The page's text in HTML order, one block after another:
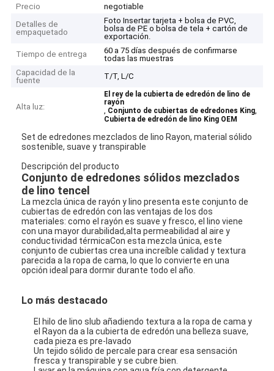
Precio
negotiable
Detalles de
empaquetado
Foto Insertar tarjeta + bolsa de PVC,
bolsa de PE o bolsa de tela + cartón de
exportación.
Tiempo de entrega
60 a 75 días después de confirmarse
todas las muestras
Capacidad de la
fuente
T/T, L/C
Alta luz:
El rey de la cubierta de edredón de lino de
rayón
, Conjunto de cubiertas de edredones King,
Cubierta de edredón de lino King OEM
Set de edredones mezclados de lino Rayon, material sólido
sostenible, suave y transpirable
Descripción del producto
Conjunto de edredones sólidos mezclados
de lino tencel
La mezcla única de rayón y lino presenta este conjunto de
cubiertas de edredón con las ventajas de los dos
materiales: como el rayón es suave y fresco, el lino viene
con una mayor durabilidad,alta permeabilidad al aire y
conductividad térmicaCon esta mezcla única, este
conjunto de cubiertas crea una increíble calidad y textura
parecida a la ropa de cama, lo que lo convierte en una
opción ideal para dormir durante todo el año.
Lo más destacado
El hilo de lino slub añadiendo textura a la ropa de cama y
el Rayon da a la cubierta de edredón una belleza suave,
cada pieza es pre-lavado
Un tejido sólido de percale para crear esa sensación
fresca y transpirable y se cubre bien.